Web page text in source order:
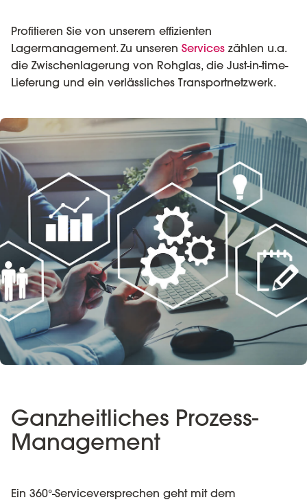
Profitieren Sie von unserem effizienten
Lagermanagement. Zu unseren Services zählen u.a.
die Zwischenlagerung von Rohglas, die Just-in-time-
Lieferung und ein verlässliches Transportnetzwerk.
Ganzheitliches Prozess-
Management
Ein 360°-Serviceversprechen geht mit dem